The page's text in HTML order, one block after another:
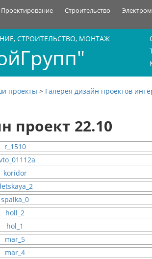
Проектирование Строительство
СТРОИТЕЛЬСТВО, МОНТАЖ
проекты > Галерея дизайн проектов
проект 22.10